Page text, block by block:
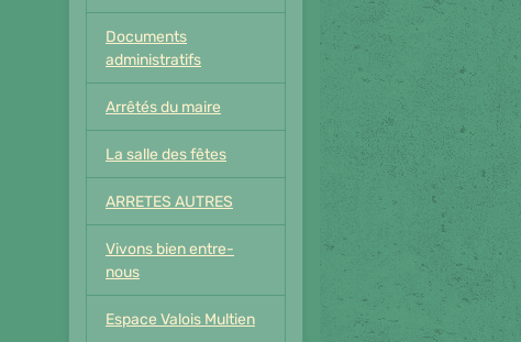
Documents
administratifs
Arrêtés du maire
La salle des fêtes
ARRETES AUTRES
Vivons bien entre-
nous
Espace Valois Multien